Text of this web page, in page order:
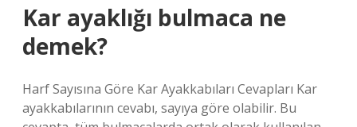
Kar ayaklığı bulmaca ne
demek?
Harf Sayısına Göre Kar Ayakkabıları Cevapları Kar
ayakkabılarının cevabı, sayıya göre olabilir. Bu